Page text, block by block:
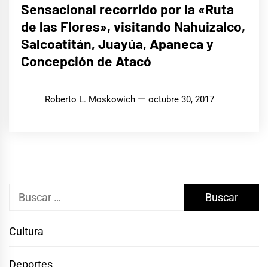
Sensacional recorrido por la «Ruta
de las Flores», visitando Nahuizalco,
Salcoatitán, Juayúa, Apaneca y
Concepción de Atacó
Roberto L. Moskowich octubre 30, 2017
Buscar:
Cultura
Deportes